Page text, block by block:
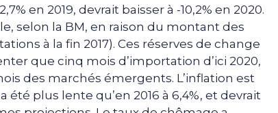
en 2019, devrait baisser à -10,2% en 2020.
selon la BM, en raison du montant des
à la fin 2017). Ces réserves de change
que cinq mois d’importation d’ici 2020,
des marchés émergents. L’inflation est
été plus lente qu’en 2016 à 6,4%, et devrait